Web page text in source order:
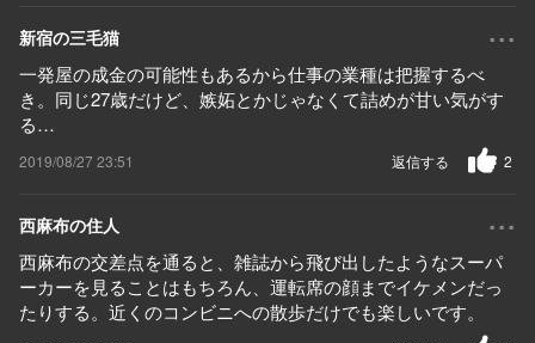
新宿の三毛猫 ...
一発屋の成金の可能性もあるから仕事の業種は把握するべ
き。同じ27歳だけど、嫉妬とかじゃなくて詰めが甘い気がす
る…
2019/08/27 23:51 2
返信する
西麻布の住人 ...
西麻布の交差点を通ると、雑誌から飛び出したようなスーパ
ーカーを見ることはもちろん、運転席の顔までイケメンだっ
たりする。近くのコンビニへの散歩だけでも楽しいです。